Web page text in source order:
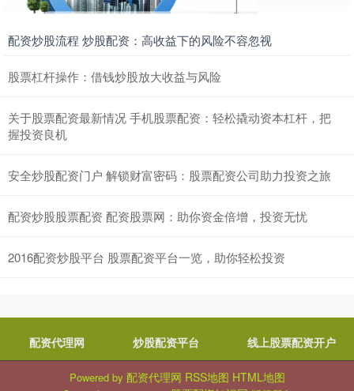
配资炒股流程 炒股配资：高收益下的风险不容忽视
股票杠杆操作：借钱炒股放大收益与风险
关于股票配资最新情况 手机股票配资：轻松撬动资本杠杆，把
握投资良机
安全炒股配资门户 解锁财富密码：股票配资公司助力投资之旅
配资炒股股票配资 配资股票网：助你资金倍增，投资无忧
2016配资炒股平台 股票配资平台一览，助你轻松投资
配资代理网 炒股配资平台 线上股票配资开户
Powered by 配资代理网 RSS地图 HTML地图